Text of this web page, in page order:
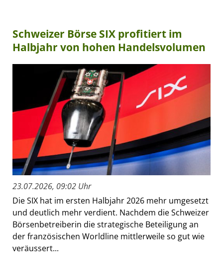
Schweizer Börse SIX profitiert im
Halbjahr von hohen Handelsvolumen
23.07.2026, 09:02 Uhr
Die SIX hat im ersten Halbjahr 2026 mehr umgesetzt
und deutlich mehr verdient. Nachdem die Schweizer
Börsenbetreiberin die strategische Beteiligung an
der französischen Worldline mittlerweile so gut wie
veräussert...